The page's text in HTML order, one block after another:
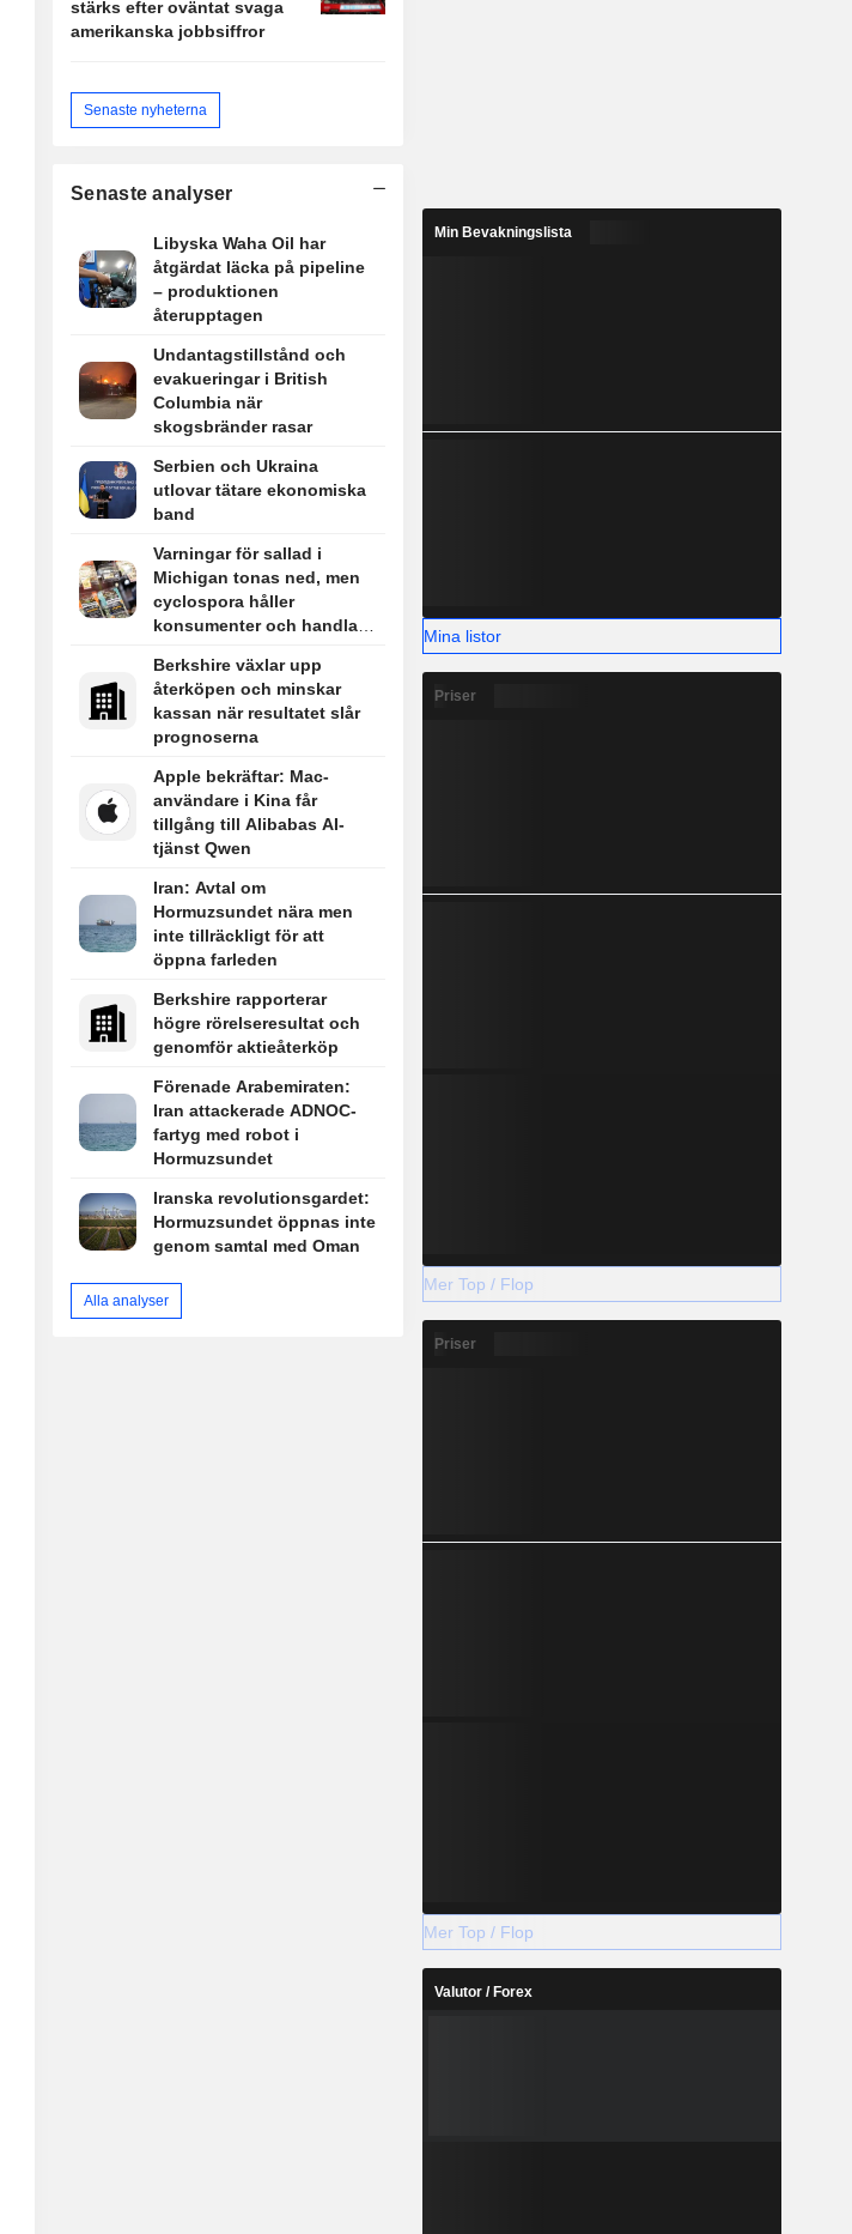
stärks efter oväntat svaga
amerikanska jobbsiffror
Senaste nyheterna
Senaste analyser
Libyska Waha Oil har
åtgärdat läcka på pipeline
– produktionen
återupptagen
Undantagstillstånd och
evakueringar i British
Columbia när
skogsbränder rasar
Serbien och Ukraina
utlovar tätare ekonomiska
band
Varningar för sallad i
Michigan tonas ned, men
cyclospora håller
konsumenter och handlare
Berkshire växlar upp
återköpen och minskar
kassan när resultatet slår
prognoserna
Apple bekräftar: Mac-
användare i Kina får
tillgång till Alibabas AI-
tjänst Qwen
Iran: Avtal om
Hormuzsundet nära men
inte tillräckligt för att
öppna farleden
Berkshire rapporterar
högre rörelseresultat och
genomför aktieåterköp
Förenade Arabemiraten:
Iran attackerade ADNOC-
fartyg med robot i
Hormuzsundet
Iranska revolutionsgardet:
Hormuzsundet öppnas inte
genom samtal med Oman
Alla analyser
Min Bevakningslista
Mina listor
Priser
Mer Top / Flop
Priser
Mer Top / Flop
Valutor / Forex